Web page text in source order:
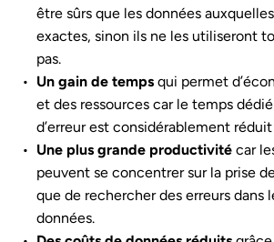
être sûrs que les données
exactes, sinon ils ne les utiliseront
pas.
Un gain de temps qui permet
et des ressources car le temps
d’erreur est considérablement réduit
Une plus grande productivité car
peuvent se concentrer sur la prise
que de rechercher des erreurs dans
données.